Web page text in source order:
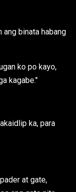
ang binata habang
ko po kayo,
kagabe."
ka, para
at gate,